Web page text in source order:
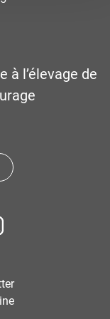
à l’élevage de